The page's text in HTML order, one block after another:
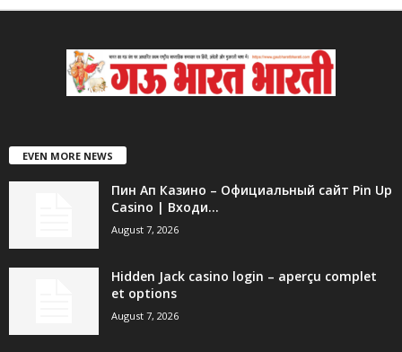
EVEN MORE NEWS
Пин Ап Казино – Официальный сайт Pin Up
Casino | Входи...
August 7, 2026
Hidden Jack casino login – aperçu complet
et options
August 7, 2026